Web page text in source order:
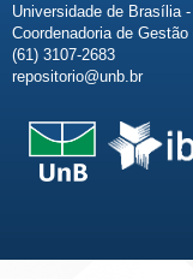
Universidade de Brasília
Coordenadoria de
(61) 3107-2683
repositorio@unb.br